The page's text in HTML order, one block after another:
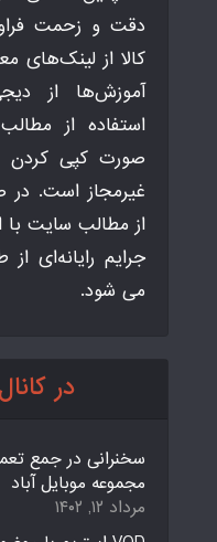
دقت و زحمت
کالا از لینک‌های
آموزش‌ها از
استفاده از
صورت کپی کردن
غیرمجاز است.
از مطالب سایت با
جرایم رایانه‌ای
می شود.
در
سخنرانی در جمع
مجموعه موبایل آباد
مرداد ۱۲, ۱۴۰۲